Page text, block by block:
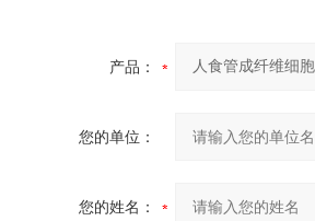
产品：
您的单位：
您的姓名：